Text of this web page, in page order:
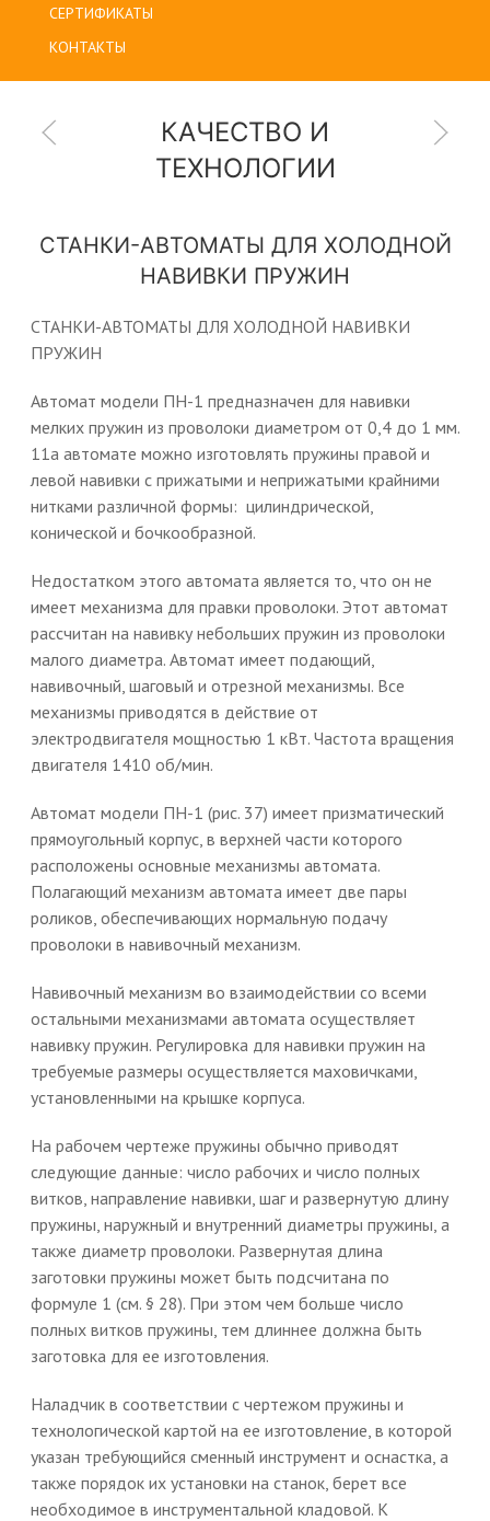
СЕРТИФИКАТЫ
КОНТАКТЫ
КАЧЕСТВО И
ТЕХНОЛОГИИ
СТАНКИ-АВТОМАТЫ ДЛЯ ХОЛОДНОЙ
НАВИВКИ ПРУЖИН
СТАНКИ-АВТОМАТЫ ДЛЯ ХОЛОДНОЙ НАВИВКИ
ПРУЖИН
Автомат модели ПН-1 предназначен для навивки
мелких пружин из проволоки диаметром от 0,4 до 1 мм.
11а автомате можно изготовлять пружины правой и
левой навивки с прижатыми и неприжатыми крайними
нитками различной формы: цилиндрической,
конической и бочкообразной.
Недостатком этого автомата является то, что он не
имеет механизма для правки проволоки. Этот автомат
рассчитан на навивку небольших пружин из проволоки
малого диаметра. Автомат имеет подающий,
навивочный, шаговый и отрезной механизмы. Все
механизмы приводятся в действие от
электродвигателя мощностью 1 кВт. Частота вращения
двигателя 1410 об/мин.
Автомат модели ПН-1 (рис. 37) имеет призматический
прямоугольный корпус, в верхней части которого
расположены основные механизмы автомата.
Полагающий механизм автомата имеет две пары
роликов, обеспечивающих нормальную подачу
проволоки в навивочный механизм.
Навивочный механизм во взаимодействии со всеми
остальными механизмами автомата осуществляет
навивку пружин. Регулировка для навивки пружин на
требуемые размеры осуществляется маховичками,
установленными на крышке корпуса.
На рабочем чертеже пружины обычно приводят
следующие данные: число рабочих и число полных
витков, направление навивки, шаг и развернутую длину
пружины, наружный и внутренний диаметры пружины, а
также диаметр проволоки. Развернутая длина
заготовки пружины может быть подсчитана по
формуле 1 (см. § 28). При этом чем больше число
полных витков пружины, тем длиннее должна быть
заготовка для ее изготовления.
Наладчик в соответствии с чертежом пружины и
технологической картой на ее изготовление, в которой
указан требующийся сменный инструмент и оснастка, а
также порядок их установки на станок, берет все
необходимое в инструментальной кладовой. К